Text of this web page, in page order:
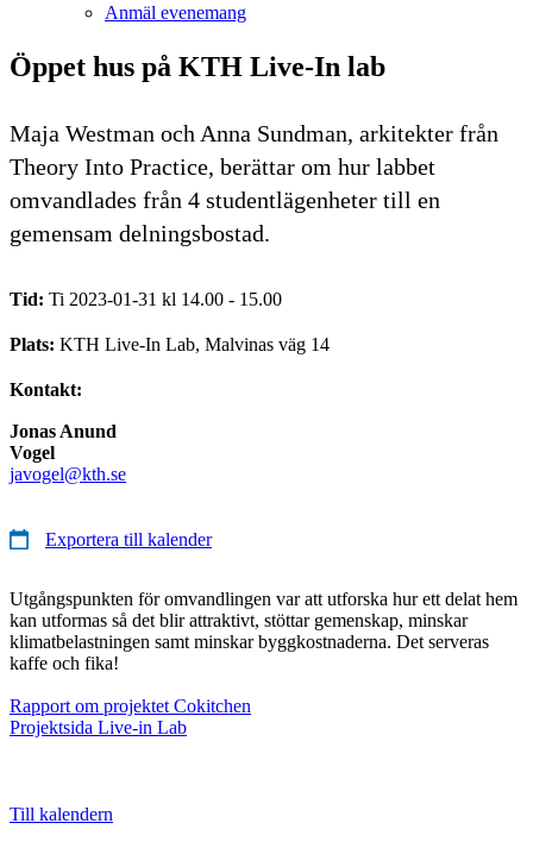
Anmäl evenemang
Öppet hus på KTH Live-In lab
Maja Westman och Anna Sundman, arkitekter från
Theory Into Practice, berättar om hur labbet
omvandlades från 4 studentlägenheter till en
gemensam delningsbostad.
Tid: Ti 2023-01-31 kl 14.00 - 15.00
Plats: KTH Live-In Lab, Malvinas väg 14
Kontakt:
Jonas Anund
Vogel
javogel@kth.se
Exportera till kalender
Utgångspunkten för omvandlingen var att utforska hur ett delat hem
kan utformas så det blir attraktivt, stöttar gemenskap, minskar
klimatbelastningen samt minskar byggkostnaderna. Det serveras
kaffe och fika!
Rapport om projektet Cokitchen
Projektsida Live-in Lab
Till kalendern